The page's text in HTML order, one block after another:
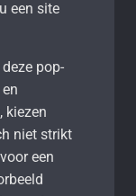
een site
pop-
kiezen
niet strikt
een